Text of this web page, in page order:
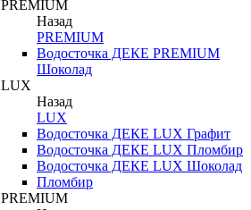
PREMIUM
Назад
PREMIUM
Водосточка ДЕКЕ PREMIUM
Шоколад
LUX
Назад
LUX
Водосточка ДЕКЕ LUX Графит
Водосточка ДЕКЕ LUX Пломбир
Водосточка ДЕКЕ LUX Шоколад
Пломбир
PREMIUM